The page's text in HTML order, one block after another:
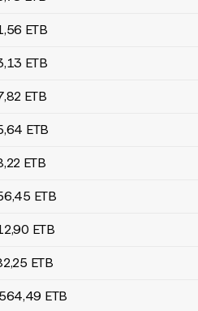
,56 ETB
,13 ETB
,82 ETB
,64 ETB
,22 ETB
,45 ETB
,90 ETB
,25 ETB
,49 ETB